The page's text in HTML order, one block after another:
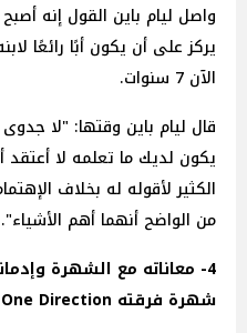
واصل ليام باين القول إنه
يركز على أن يكون أبًا رائعًا
الآن 7 سنوات.
قال ليام باين وقتها: "لا
يكون لديك ما تعلمه لا
الكثير لأقوله له بخلاف
من الواضح أنهما أهم الأشياء".
4- معاناته مع الشهرة
شهرة فرقته One Direction وتضرره من شهرته: